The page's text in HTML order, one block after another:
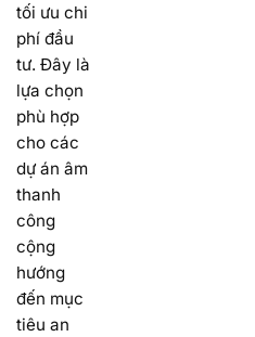
tối ưu chi
phí đầu
tư. Đây là
lựa chọn
phù hợp
cho các
dự án âm
thanh
công
cộng
hướng
đến mục
tiêu an